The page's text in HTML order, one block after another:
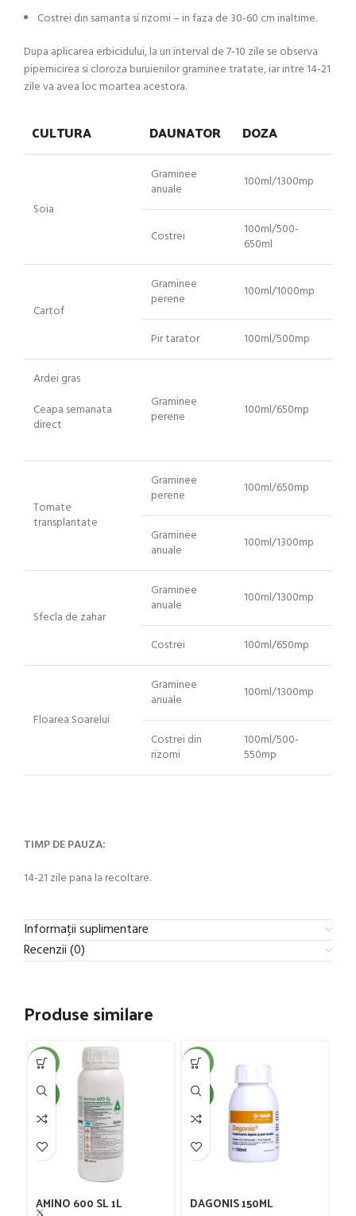
Costrei din samanta si rizomi – in faza de 30-60 cm inaltime.
Dupa aplicarea erbicidului, la un interval de 7-10 zile se observa
pipernicirea si cloroza buruienilor graminee tratate, iar intre 14-21
zile va avea loc moartea acestora.
CULTURA DAUNATOR DOZA
Soia
Graminee
anuale
100ml/1300mp
Costrei
100ml/500-
650ml
Cartof
Graminee
perene
100ml/1000mp
Pir tarator 100ml/500mp
Ardei gras
Ceapa semanata
direct
Graminee
perene
100ml/650mp
Tomate
transplantate
Graminee
perene
100ml/650mp
Graminee
anuale
100ml/1300mp
Sfecla de zahar
Graminee
anuale
100ml/1300mp
Costrei 100ml/650mp
Floarea Soarelui
Graminee
anuale
100ml/1300mp
Costrei din
rizomi
100ml/500-
550mp
TIMP DE PAUZA:
14-21 zile pana la recoltare.
Informații suplimentare
Recenzii (0)
Produse similare
-11%
NEW
AMINO 600 SL 1L
-13%
NEW
DAGONIS 150ML